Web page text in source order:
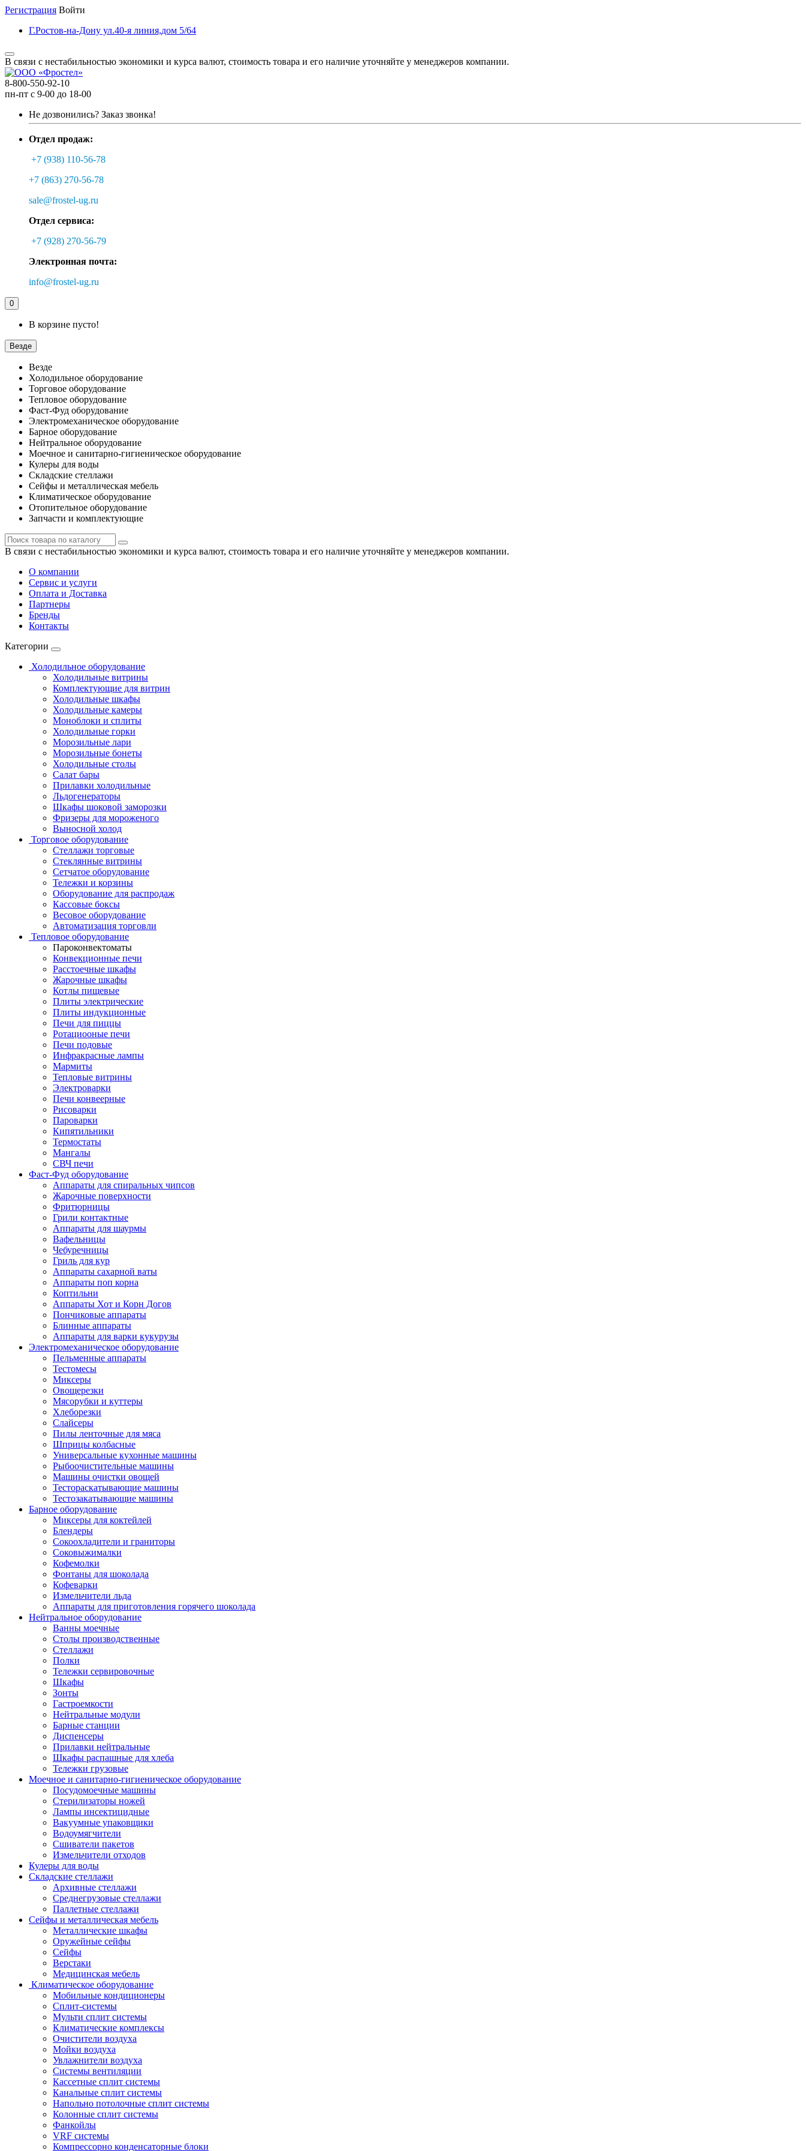
Регистрация Войти
Г.Ростов-на-Дону ул.40-я линия,дом 5/64
В связи с нестабильностью экономики и курса валют, стоимость товара и его наличие уточняйте у менеджеров компании.
8-800-550-92-10
пн-пт с 9-00 до 18-00
Не дозвонились? Заказ звонка!
Отдел продаж:
+7 (938) 110-56-78
+7 (863) 270-56-78
sale@frostel-ug.ru
Отдел сервиса:
+7 (928) 270-56-79
Электронная почта:
info@frostel-ug.ru
0
В корзине пусто!
Везде
Везде
Холодильное оборудование
Торговое оборудование
Тепловое оборудование
Фаст-Фуд оборудование
Электромеханическое оборудование
Барное оборудование
Нейтральное оборудование
Моечное и санитарно-гигиеническое оборудование
Кулеры для воды
Складские стеллажи
Сейфы и металлическая мебель
Климатическое оборудование
Отопительное оборудование
Запчасти и комплектующие
В связи с нестабильностью экономики и курса валют, стоимость товара и его наличие уточняйте у менеджеров компании.
О компании
Сервис и услуги
Оплата и Доставка
Партнеры
Бренды
Контакты
Категории
Холодильное оборудование
Холодильные витрины
Комплектующие для витрин
Холодильные шкафы
Холодильные камеры
Моноблоки и сплиты
Холодильные горки
Морозильные лари
Морозильные бонеты
Холодильные столы
Салат бары
Прилавки холодильные
Льдогенераторы
Шкафы шоковой заморозки
Фризеры для мороженого
Выносной холод
Торговое оборудование
Стеллажи торговые
Стеклянные витрины
Сетчатое оборудование
Тележки и корзины
Оборудование для распродаж
Кассовые боксы
Весовое оборудование
Автоматизация торговли
Тепловое оборудование
Пароконвектоматы
Конвекционные печи
Расстоечные шкафы
Жарочные шкафы
Котлы пищевые
Плиты электрические
Плиты индукционные
Печи для пиццы
Ротациооные печи
Печи подовые
Инфракрасные лампы
Мармиты
Тепловые витрины
Электроварки
Печи конвеерные
Рисоварки
Пароварки
Кипятильники
Термостаты
Мангалы
СВЧ печи
Фаст-Фуд оборудование
Аппараты для спиральных чипсов
Жарочные поверхности
Фритюрницы
Грили контактные
Аппараты для шаурмы
Вафельницы
Чебуречницы
Гриль для кур
Аппараты сахарной ваты
Аппараты поп корна
Коптильни
Аппараты Хот и Корн Догов
Пончиковые аппараты
Блинные аппараты
Аппараты для варки кукурузы
Электромеханическое оборудование
Пельменные аппараты
Тестомесы
Миксеры
Овощерезки
Мясорубки и куттеры
Хлеборезки
Слайсеры
Пилы ленточные для мяса
Шприцы колбасные
Универсальные кухонные машины
Рыбоочистительные машины
Машины очистки овощей
Тестораскатывающие машины
Тестозакатывающие машины
Барное оборудование
Миксеры для коктейлей
Блендеры
Сокоохладители и граниторы
Соковыжималки
Кофемолки
Фонтаны для шоколада
Кофеварки
Измельчители льда
Аппараты для приготовления горячего шоколада
Нейтральное оборудование
Ванны моечные
Столы производственные
Стеллажи
Полки
Тележки сервировочные
Шкафы
Зонты
Гастроемкости
Нейтральные модули
Барные станции
Диспенсеры
Прилавки нейтральные
Шкафы распашные для хлеба
Тележки грузовые
Моечное и санитарно-гигиеническое оборудование
Посудомоечные машины
Стерилизаторы ножей
Лампы инсектицидные
Вакуумные упаковщики
Водоумягчители
Сшиватели пакетов
Измельчители отходов
Кулеры для воды
Складские стеллажи
Архивные стеллажи
Среднегрузовые стеллажи
Паллетные стеллажи
Сейфы и металлическая мебель
Металлические шкафы
Оружейные сейфы
Сейфы
Верстаки
Медицинская мебель
Климатическое оборудование
Мобильные кондиционеры
Сплит-системы
Мульти сплит системы
Климатические комплексы
Очистители воздуха
Мойки воздуха
Увлажнители воздуха
Системы вентиляции
Кассетные сплит системы
Канальные сплит системы
Напольно потолочные сплит системы
Колонные сплит системы
Фанкойлы
VRF системы
Компрессорно конденсаторные блоки